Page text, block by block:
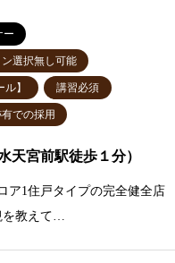
ー
選択無し可能
】 講習必須
での採用
天宮前駅徒歩１分）
ア1住戸タイプの完全健全店
を教えて…